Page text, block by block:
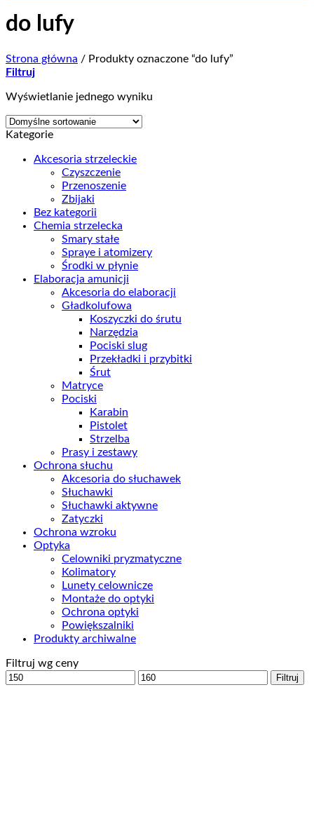
do lufy
Strona główna / Produkty oznaczone “do lufy”
Filtruj
Wyświetlanie jednego wyniku
Kategorie
Akcesoria strzeleckie
Czyszczenie
Przenoszenie
Zbijaki
Bez kategorii
Chemia strzelecka
Smary stałe
Spraye i atomizery
Środki w płynie
Elaboracja amunicji
Akcesoria do elaboracji
Gładkolufowa
Koszyczki do śrutu
Narzędzia
Pociski slug
Przekładki i przybitki
Śrut
Matryce
Pociski
Karabin
Pistolet
Strzelba
Prasy i zestawy
Ochrona słuchu
Akcesoria do słuchawek
Słuchawki
Słuchawki aktywne
Zatyczki
Ochrona wzroku
Optyka
Celowniki pryzmatyczne
Kolimatory
Lunety celownicze
Montaże do optyki
Ochrona optyki
Powiększalniki
Produkty archiwalne
Filtruj wg ceny
Cena
Cena
Filtruj